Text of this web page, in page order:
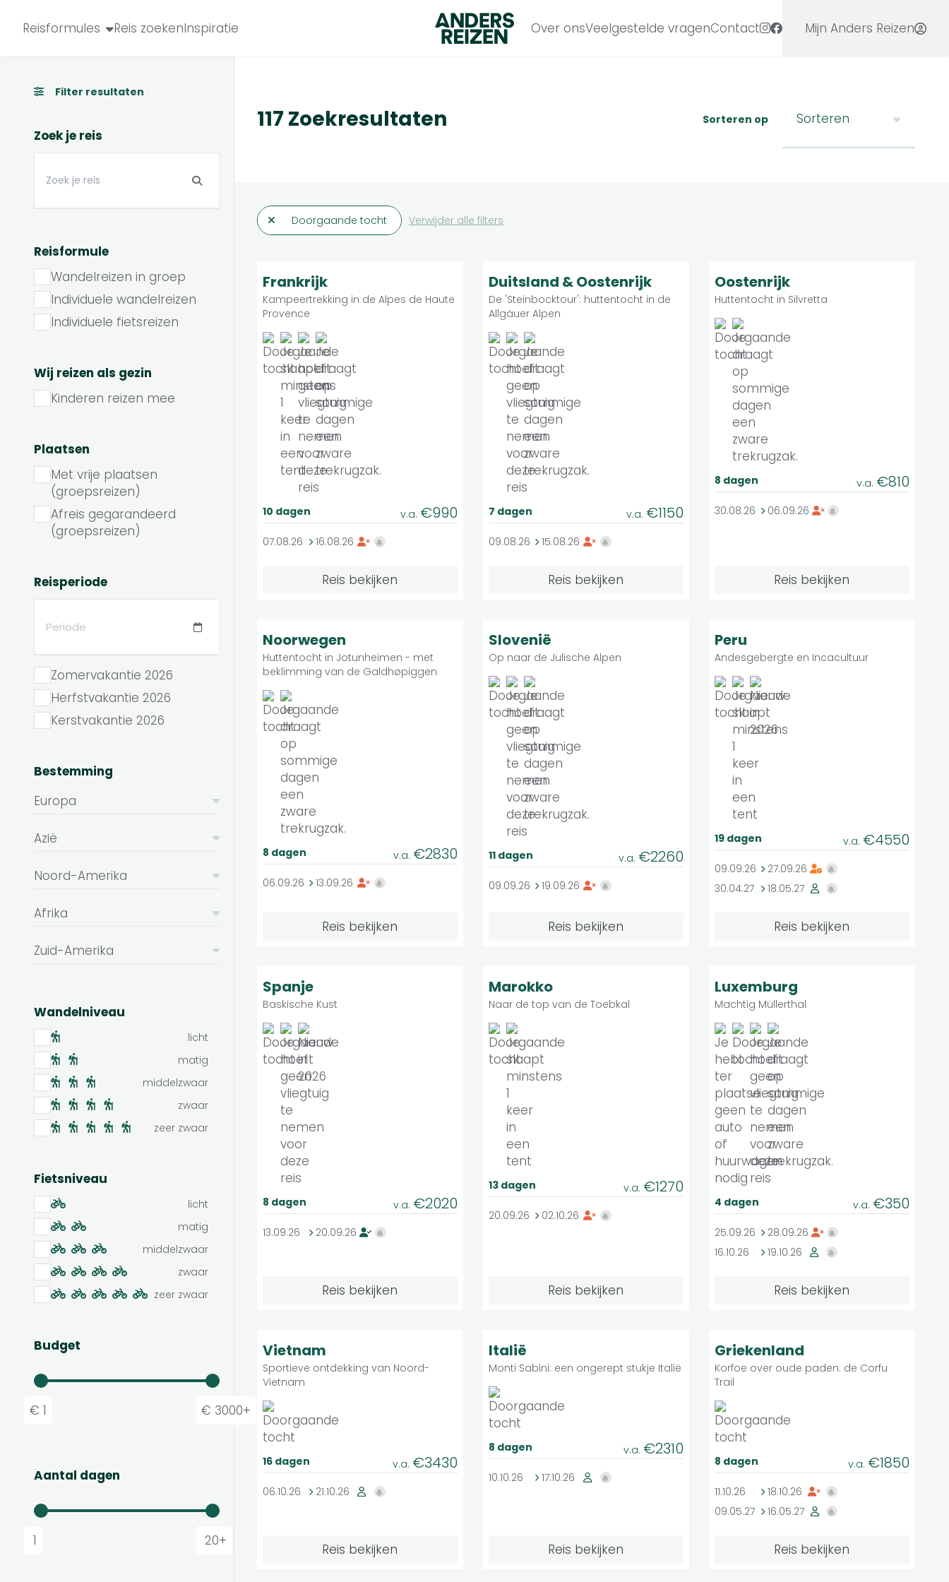
Reisformules
Reis zoekenInspiratie Anders Reizen Over onsVeelgestelde vragenContact Mijn Anders Reizen
Filter resultaten
Zoek je reis
Reisformule
Wandelreizen in groep
Individuele wandelreizen
Individuele fietsreizen
Wij reizen als gezin
Kinderen reizen mee
Plaatsen
Met vrije plaatsen
(groepsreizen)
Afreis gegarandeerd
(groepsreizen)
Reisperiode
Periode
Zomervakantie 2026
Herfstvakantie 2026
Kerstvakantie 2026
Bestemming
Europa
Azië
Noord-Amerika
Afrika
Zuid-Amerika
Wandelniveau
licht
matig
middelzwaar
zwaar
zeer zwaar
Fietsniveau
licht
matig
middelzwaar
zwaar
zeer zwaar
Budget
€ 1 € 3000+
Aantal dagen
1 20+
117 Zoekresultaten Sorteren op Sorteren
Doorgaande tocht Verwijder alle filters
7.8
Frankrijk
Kampeertrekking in de Alpes de Haute
Provence
10 dagen v.a. €990
07.08.26 16.08.26
Reis bekijken
9.1 Groepsreis
Duitsland & Oostenrijk
De 'Steinbocktour': huttentocht in de
Allgäuer Alpen
7 dagen v.a. €1150
09.08.26 15.08.26
Reis bekijken
8.9
Oostenrijk
Huttentocht in Silvretta
8 dagen v.a. €810
30.08.26 06.09.26
Reis bekijken
Noorwegen
Huttentocht in Jotunheimen - met
beklimming van de Galdhøpiggen
8 dagen v.a. €2830
06.09.26 13.09.26
Reis bekijken
8.6
Slovenië
Op naar de Julische Alpen
11 dagen v.a. €2260
09.09.26 19.09.26
Reis bekijken
Peru
Andesgebergte en Incacultuur
19 dagen v.a. €4550
09.09.26
27.09.26
30.04.27
18.05.27
Reis bekijken
Spanje
Baskische Kust
8 dagen v.a. €2020
13.09.26 20.09.26
Reis bekijken
9
Marokko
Naar de top van de Toebkal
13 dagen v.a. €1270
20.09.26 02.10.26
Reis bekijken
9
Luxemburg
Machtig Müllerthal
4 dagen v.a. €350
25.09.26
28.09.26
16.10.26
19.10.26
Reis bekijken
8.6
Vietnam
Sportieve ontdekking van Noord-
Vietnam
16 dagen v.a. €3430
06.10.26 21.10.26
Reis bekijken
9.1
Italië
Monti Sabini: een ongerept stukje Italië
8 dagen v.a. €2310
10.10.26 17.10.26
Reis bekijken
8.6
Griekenland
Korfoe over oude paden: de Corfu
Trail
8 dagen v.a. €1850
11.10.26
18.10.26
09.05.27
16.05.27
Reis bekijken